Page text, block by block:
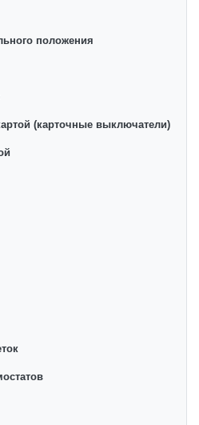
позиции из категории
положения
(карточные выключатели)